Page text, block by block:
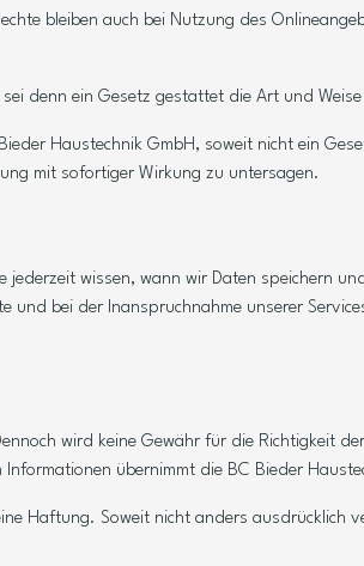
bleiben auch bei Nutzung des
denn ein Gesetz gestattet die Art und
Haustechnik GmbH, soweit nicht ein
mit sofortiger Wirkung zu untersagen.
wissen, wann wir Daten speichern
und bei der Inanspruchnahme unserer
wird keine Gewähr für die Richtigkeit
übernimmt die BC Bieder
Haftung. Soweit nicht anders ausdrücklich